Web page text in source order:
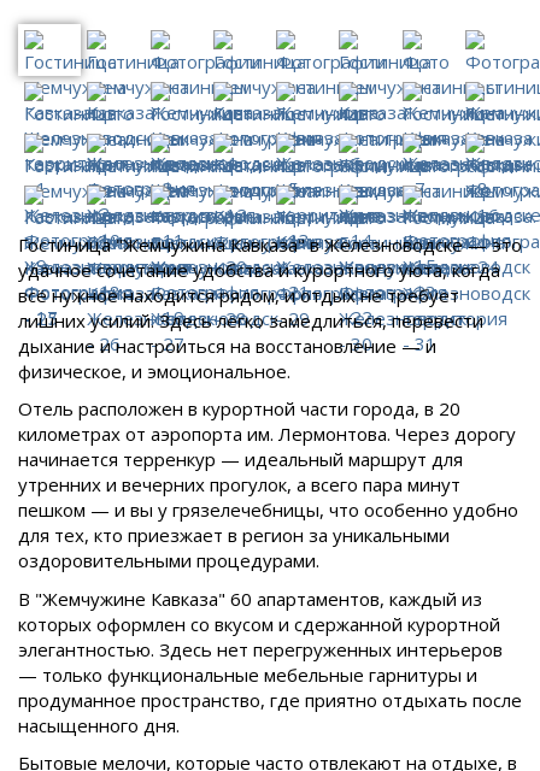
Гостиница "Жемчужина Кавказа" в Железноводске — это
удачное сочетание удобства и курортного уюта, когда
всё нужное находится рядом, и отдых не требует
лишних усилий. Здесь легко замедлиться, перевести
дыхание и настроиться на восстановление — и
физическое, и эмоциональное.
Отель расположен в курортной части города, в 20
километрах от аэропорта им. Лермонтова. Через дорогу
начинается терренкур — идеальный маршрут для
утренних и вечерних прогулок, а всего пара минут
пешком — и вы у грязелечебницы, что особенно удобно
для тех, кто приезжает в регион за уникальными
оздоровительными процедурами.
В "Жемчужине Кавказа" 60 апартаментов, каждый из
которых оформлен со вкусом и сдержанной курортной
элегантностью. Здесь нет перегруженных интерьеров
— только функциональные мебельные гарнитуры и
продуманное пространство, где приятно отдыхать после
насыщенного дня.
Бытовые мелочи, которые часто отвлекают на отдыхе, в